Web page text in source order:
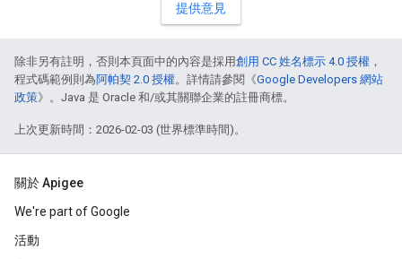
提供意見
除非另有註明，否則本頁面中的內容是採用創用 CC 姓名標示 4.0 授權 ，
程式碼範例則為阿帕契 2.0 授權。詳情請參閱《Google Developers 網站
政策》。Java 是 Oracle 和/或其關聯企業的註冊商標。
上次更新時間：2026-02-03 (世界標準時間)。
關於 Apigee
We're part of Google
活動